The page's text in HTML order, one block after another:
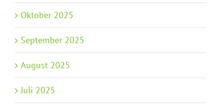
Oktober 2025
September 2025
August 2025
Juli 2025